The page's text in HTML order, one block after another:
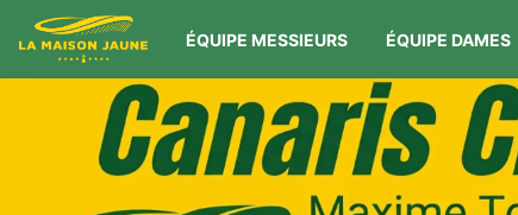
ÉQUIPE MESSIEURS ÉQUIPE DAMES